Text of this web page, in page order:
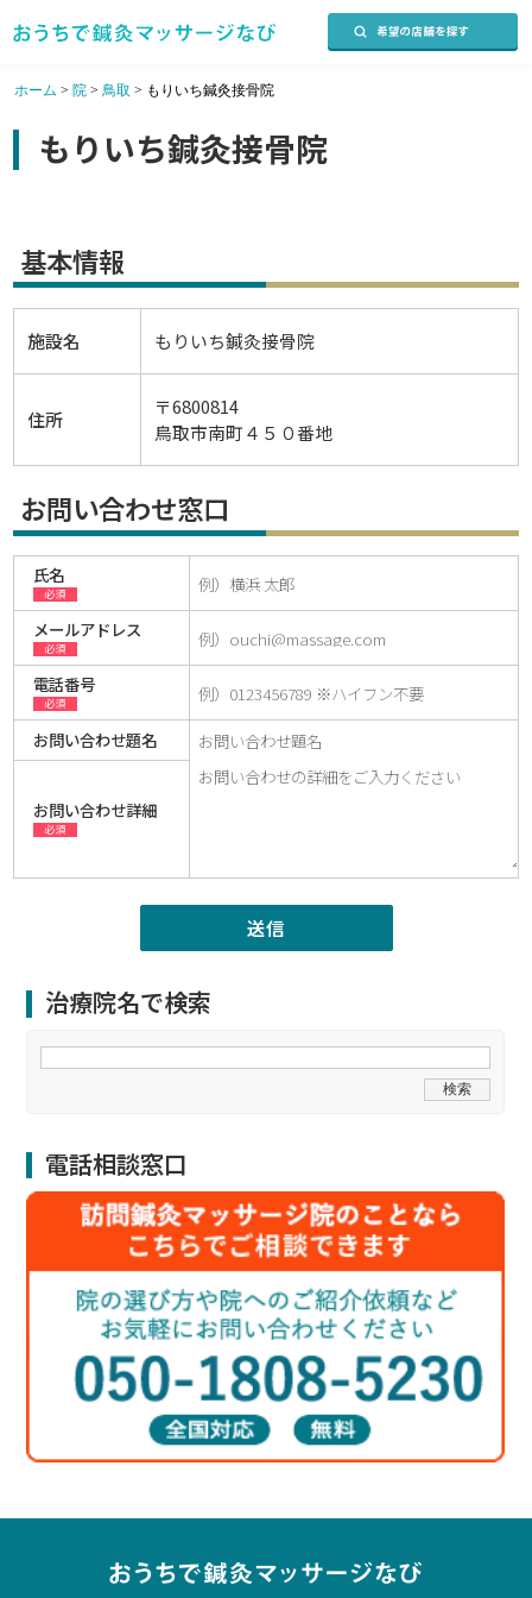
ホーム > 院> 鳥取 > もりいち鍼灸接骨院
もりいち鍼灸接骨院
基本情報
施設名 もりいち鍼灸接骨院
住所
〒6800814
鳥取市南町４５０番地
お問い合わせ窓口
氏名
必須
メールアドレス
必須
電話番号
必須
お問い合わせ題名
お問い合わせ詳細
必須
治療院名で検索
電話相談窓口